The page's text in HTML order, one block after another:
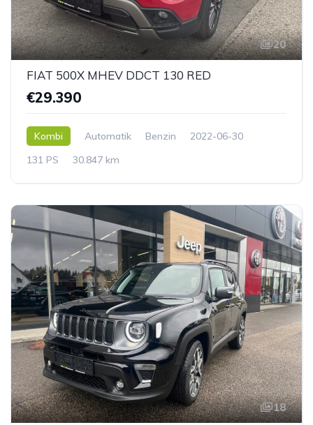
20
FIAT 500X MHEV DDCT 130 RED
€29.390
Kombi Automatik Benzin
2022-06-30
131 PS
30.847 km
18